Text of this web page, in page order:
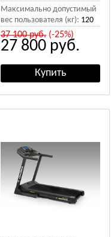
Максимально допустимый
вес пользователя (кг): 120
37 100руб.(-25%)
27 800 руб.